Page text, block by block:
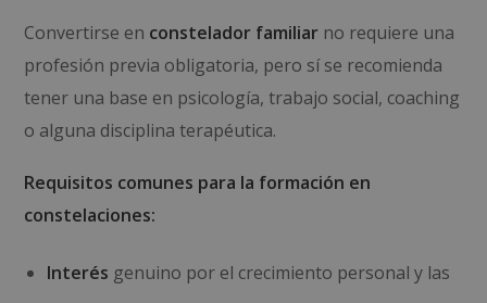
Convertirse en constelador familiar no requiere una
profesión previa obligatoria, pero sí se recomienda
tener una base en psicología, trabajo social, coaching
o alguna disciplina terapéutica.
Requisitos comunes para la formación en
constelaciones:
Interés genuino por el crecimiento personal y las